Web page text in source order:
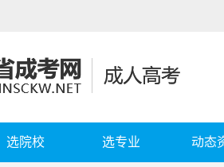
选院校 选专业 动态